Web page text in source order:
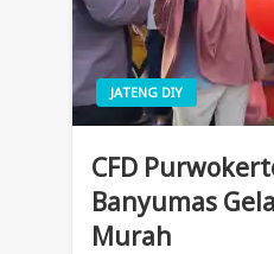
JATENG DIY
CFD
Banyumas
Murah